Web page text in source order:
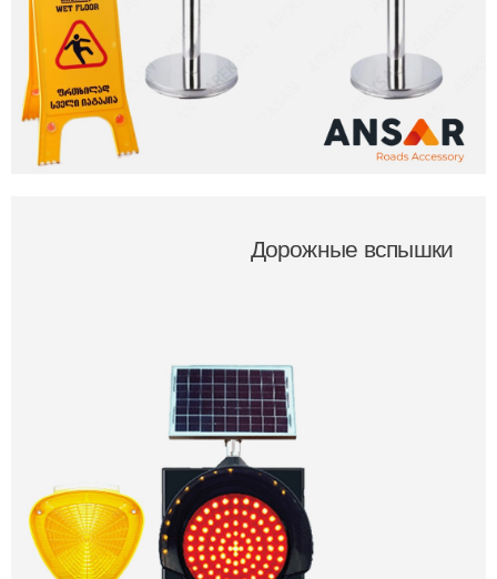
Дорожные вспышки